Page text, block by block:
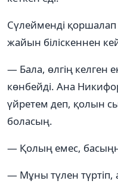
Сүлейменді қоршалап
жайын біліскеннен
— Бала, өлгің келген
көнбейді. Ана
үйретем деп, қолын
боласың.
— Қолың емес,
— Мұны түлен түртіп,